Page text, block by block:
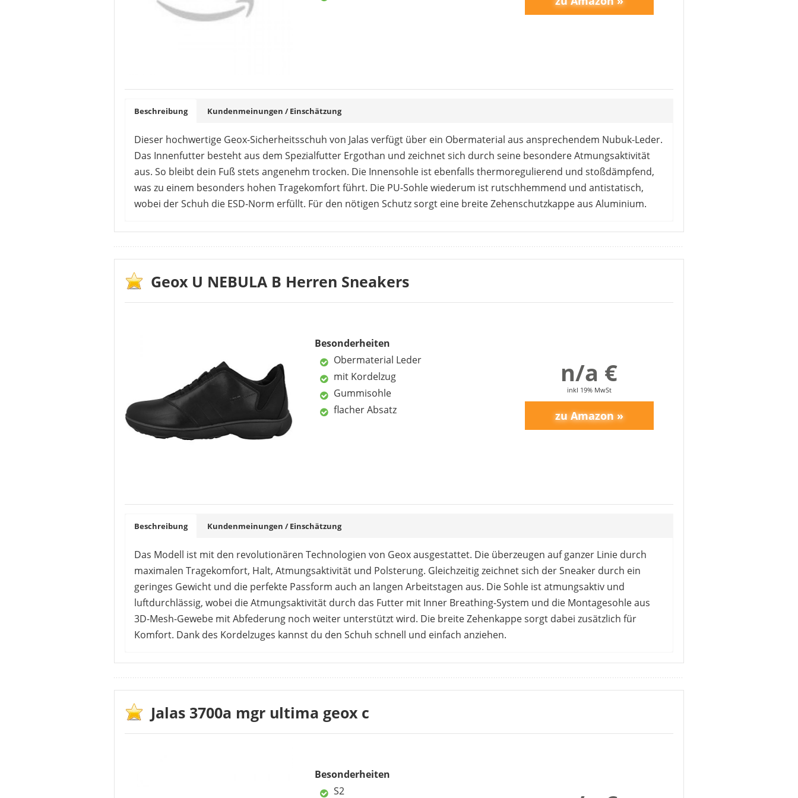
Beschreibung Kundenmeinungen / Einschätzung
Dieser hochwertige Geox-Sicherheitsschuh von Jalas verfügt über ein Obermaterial aus ansprechendem Nubuk-Leder.
Das Innenfutter besteht aus dem Spezialfutter Ergothan und zeichnet sich durch seine besondere Atmungsaktivität
aus. So bleibt dein Fuß stets angenehm trocken. Die Innensohle ist ebenfalls thermoregulierend und stoßdämpfend,
was zu einem besonders hohen Tragekomfort führt. Die PU-Sohle wiederum ist rutschhemmend und antistatisch,
wobei der Schuh die ESD-Norm erfüllt. Für den nötigen Schutz sorgt eine breite Zehenschutzkappe aus Aluminium.
KundInnen sind von diesem Halbschuh begeistert und sprechen eine klare Kaufempfehlung aus. Bei täglichem Einsatz
berichten sie von einer Haltbarkeit von drei Jahren, sodass das Preis-Leistungs-Verhältnis als hervorragend bezeichnet
werden kann. Ein kleines Manko stellt höchstens die fehlende durchtrittsichere Sohle dar.
Vorteile
extrem rutschfest
guter Halt
hervorragendes Preis-Leistungs-Verhältnis
keine durchtrittsichere Sohle
Geox U NEBULA B Herren Sneakers
Besonderheiten
Obermaterial Leder
mit Kordelzug
Gummisohle
flacher Absatz
n/a €
inkl 19% MwSt
Beschreibung Kundenmeinungen / Einschätzung
Das Modell ist mit den revolutionären Technologien von Geox ausgestattet. Die überzeugen auf ganzer Linie durch
maximalen Tragekomfort, Halt, Atmungsaktivität und Polsterung. Gleichzeitig zeichnet sich der Sneaker durch ein
geringes Gewicht und die perfekte Passform auch an langen Arbeitstagen aus. Die Sohle ist atmungsaktiv und
luftdurchlässig, wobei die Atmungsaktivität durch das Futter mit Inner Breathing-System und die Montagesohle aus
3D-Mesh-Gewebe mit Abfederung noch weiter unterstützt wird. Die breite Zehenkappe sorgt dabei zusätzlich für
Komfort. Dank des Kordelzuges kannst du den Schuh schnell und einfach anziehen.
Dieser Schuh ist ideal für das Büro oder Arbeitsbereiche, in denen Sicherheit nicht an erster Stelle steht, da er keine
vorgeschriebene Sicherheitsklasse erfüllt. Die Durchlüftung empfinden die KäuferInnen als gut, auch die Passform wird
gerade bei schmalen Füßen als angenehm empfunden. Die Verarbeitung dieser Markenschuhe ist qualitativ hochwertig,
sodass die RezensentInnen sich einig sind, dass das Preis-Leistungs-Verhältnis vollkommen in Ordnung geht. Negativ fällt
damit lediglich die lange Lieferzeit ins Gewicht.
Jalas 3700a mgr ultima geox c
Besonderheiten
S2